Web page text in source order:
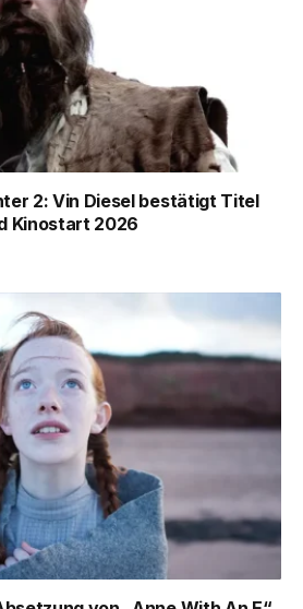
2: Vin Diesel bestätigt Titel
Kinostart 2026